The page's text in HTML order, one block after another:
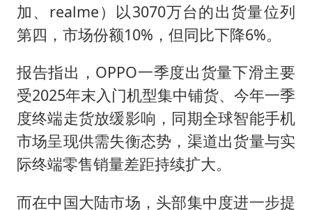
加、realme）以3070万台的出货量位列
第四，市场份额10%，但同比下降6%。
报告指出，OPPO一季度出货量下滑主要
受2025年末入门机型集中铺货、今年一季
度终端走货放缓影响，同期全球智能手机
市场呈现供需失衡态势，渠道出货量与实
际终端零售销量差距持续扩大。
而在中国大陆市场，头部集中度进一步提